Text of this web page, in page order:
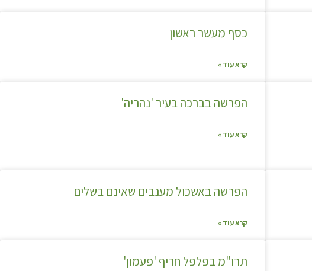
כסף מעשר ראשון
קרא עוד »
הפרשה בברכה בעיר 'נהריה'
קרא עוד »
הפרשה באשכול מענבים שאינם בשלים
קרא עוד »
תרו"מ בפלפל חריף 'פעמון'